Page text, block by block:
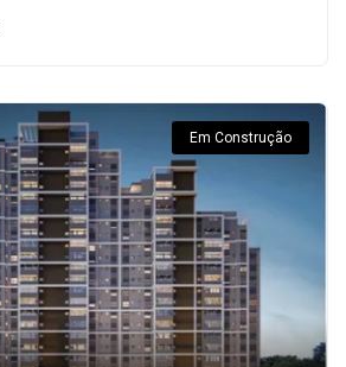
Em Construção